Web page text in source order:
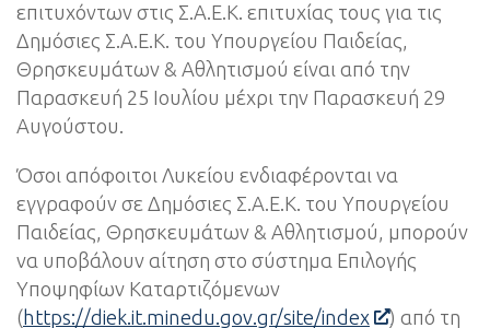
επιτυχόντων στις Σ.Α.Ε.Κ. επιτυχίας τους για τις
Δημόσιες Σ.Α.Ε.Κ. του Υπουργείου Παιδείας,
Θρησκευμάτων & Αθλητισμού είναι από την
Παρασκευή 25 Ιουλίου μέχρι την Παρασκευή 29
Αυγούστου.
Όσοι απόφοιτοι Λυκείου ενδιαφέρονται να
εγγραφούν σε Δημόσιες Σ.Α.Ε.Κ. του Υπουργείου
Παιδείας, Θρησκευμάτων & Αθλητισμού, μπορούν
να υποβάλουν αίτηση στο σύστημα Επιλογής
Υποψηφίων Καταρτιζόμενων
(https://diek.it.minedu.gov.gr/site/index ) από τη